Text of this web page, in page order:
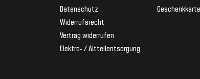
Datenschutz
Widerrufsrecht
Vertrag widerrufen
Elektro- / Altteilentsorgung